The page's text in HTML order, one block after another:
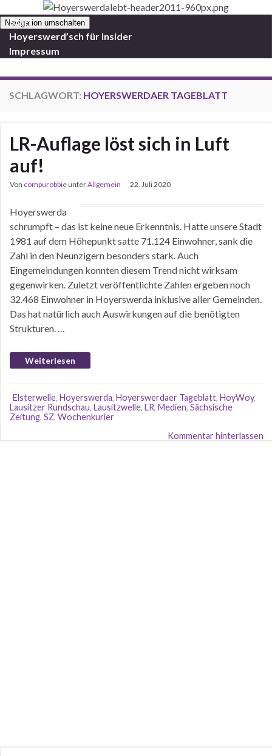
Navigation umschalten
Start
Hoyerswerd’sch für Insider
Impressum
SCHLAGWORT: HOYERSWERDAER TAGEBLATT
LR-Auflage löst sich in Luft
auf!
Von compurobbieunterAllgemein 22. Juli 2020
Hoyerswerda
schrumpft – das ist keine neue Erkenntnis. Hatte unsere Stadt
1981 auf dem Höhepunkt satte 71.124 Einwohner, sank die
Zahl in den Neunzigern besonders stark. Auch
Eingemeindungen konnten diesem Trend nicht wirksam
gegenwirken. Zuletzt veröffentlichte Zahlen ergeben noch
32.468 Einwohner in Hoyerswerda inklusive aller Gemeinden.
Das hat natürlich auch Auswirkungen auf die benötigten
Strukturen. …
Weiterlesen
Elsterwelle, Hoyerswerda, Hoyerswerdaer Tageblatt, HoyWoy,
Lausitzer Rundschau, Lausitzwelle, LR, Medien, Sächsische
Zeitung, SZ, Wochenkurier
Kommentar hinterlassen